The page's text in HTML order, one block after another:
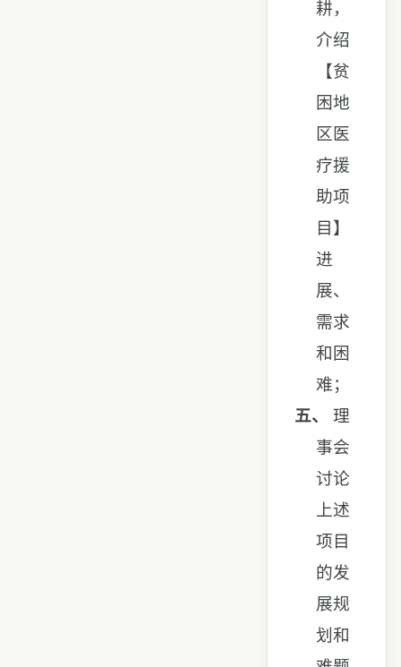
耕，
介绍
【贫
困地
区医
疗援
助项
目】
进
展、
需求
和困
难；
五、 理
事会
讨论
上述
项目
的发
展规
划和